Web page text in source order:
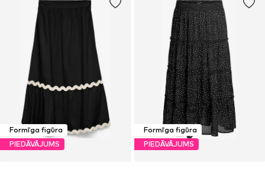
Formīga figūra
PIEDĀVĀJUMS
Formīga figūra
PIEDĀVĀJUMS